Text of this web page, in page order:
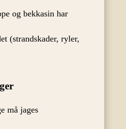
og bekkasin har
(strandskader, ryler,
må jages